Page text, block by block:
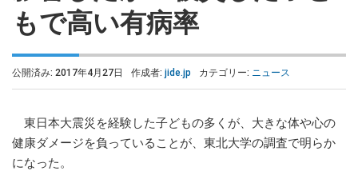
もで高い有病率
公開済み: 2017年4月27日 作成者: jide.jp カテゴリー: ニュース
東日本大震災を経験した子どもの多くが、大きな体や心の
健康ダメージを負っていることが、東北大学の調査で明らか
になった。